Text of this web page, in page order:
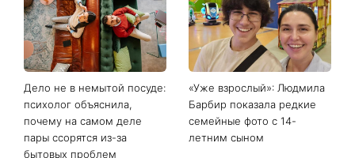
Пантелеймон, Николай и
Сава среди именинников -
почему в этот день стоит
совершить доброе дело
салат: готовим «Зеленую
богиню»